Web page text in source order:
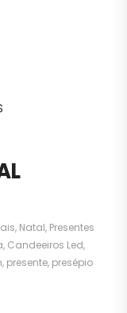
, Natal, Presentes
, Candeeiros Led,
, presente, presépio